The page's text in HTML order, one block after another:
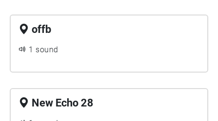
offb
1 sound
New Echo 28